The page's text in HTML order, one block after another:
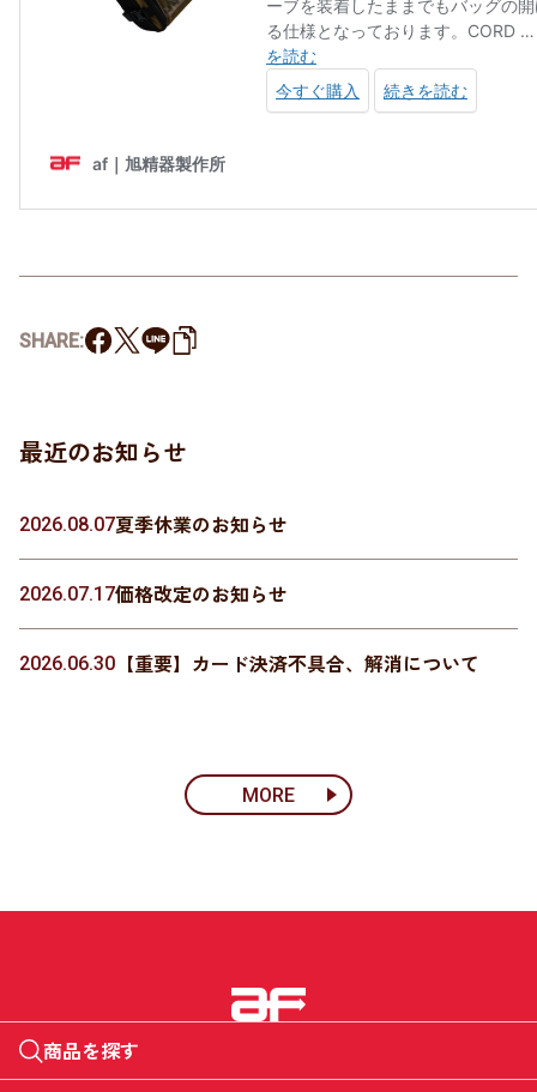
SHARE:
最近のお知らせ
2026.08.07夏季休業のお知らせ
2026.07.17価格改定のお知らせ
2026.06.30 【重要】カード決済不具合、解消について
MORE
商品を探す